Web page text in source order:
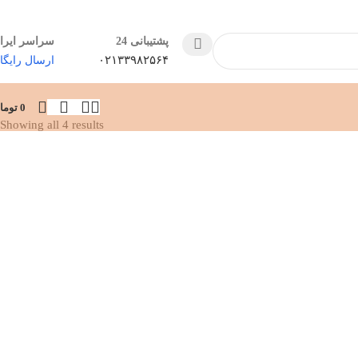
پشتیبانی 24
۰۲۱۳۳۹۸۲۵۶۴
سراسر
ارسال
0
Showing all 4 results